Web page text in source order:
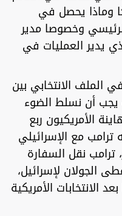
وماذا يحصل في
وخصوصا مدير
يدير العمليات في
الملف الانتخابي بين
يجب أن نسلط الضوء
الأمريكيون ربع
ترامب مع الإسرائيلي
نقل السفارة
الجولان لإسرائيل،
الانتخابات الأمريكية